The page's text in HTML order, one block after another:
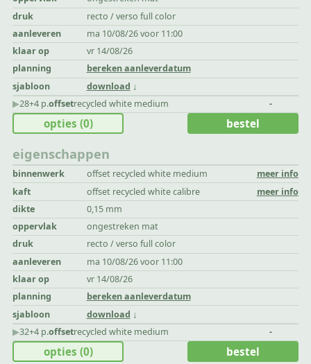
druk
recto / verso full color
aanleveren
ma 10/08/26 voor 11:00
klaar op
vr 14/08/26
planning
bereken aanleverdatum
sjabloon
download
▶︎28+4 p.offsetrecycled white medium -
eigenschappen
binnenwerk offset recycled white medium
meer info
kaft
offset recycled white calibre
meer info
dikte
0,15 mm
oppervlak
ongestreken mat
druk
recto / verso full color
aanleveren
ma 10/08/26 voor 11:00
klaar op
vr 14/08/26
planning
bereken aanleverdatum
sjabloon
download
opties (0) bestel
▶︎32+4 p.offsetrecycled white medium -
opties (0) bestel